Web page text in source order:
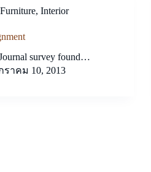
Furniture, Interior
survey found…
ราคม 10, 2013